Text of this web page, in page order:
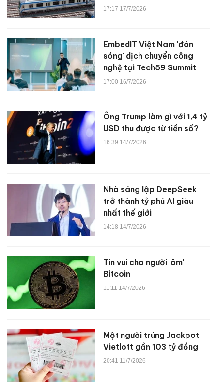
17:17 17/7/2026
EmbedIT Việt Nam 'đón
sóng' dịch chuyển công
nghệ tại Tech59 Summit
17:00 16/7/2026
Ông Trump làm gì với 1,4 tỷ
USD thu được từ tiền số?
16:39 14/7/2026
Nhà sáng lập DeepSeek
trở thành tỷ phú AI giàu
nhất thế giới
14:18 14/7/2026
Tin vui cho người 'ôm'
Bitcoin
11:11 14/7/2026
Một người trúng Jackpot
Vietlott gần 103 tỷ đồng
20:41 11/7/2026